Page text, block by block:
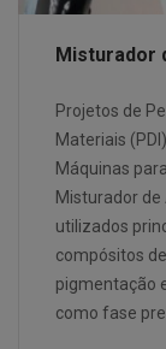
Misturador
Projetos de
Materiais
Máquinas
Misturador de
utilizados
compósitos
pigmentação
como fase